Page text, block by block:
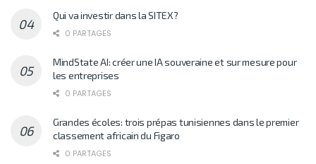
Qui va investir dans la SITEX?
0 PARTAGES
MindState AI: créer une IA souveraine et sur mesure pour
les entreprises
0 PARTAGES
Grandes écoles: trois prépas tunisiennes dans le premier
classement africain du Figaro
0 PARTAGES